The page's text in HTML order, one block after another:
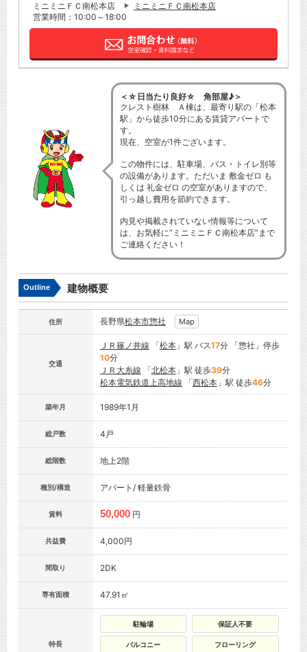
ミニミニＦＣ南松本店
ミニミニＦＣ南松本店
営業時間：10:00～18:00
＜☆日当たり良好☆ 角部屋♪＞
クレスト樹林 Ａ棟は、最寄り駅の「松本
駅」から徒歩10分にある賃貸アパートで
す。
現在、空室が1件ございます。
この物件には、駐車場、バス・トイレ別等
の設備があります。ただいま 敷金ゼロ も
しくは 礼金ゼロ の空室がありますので、
引っ越し費用を節約できます。
内見や掲載されていない情報等について
は、お気軽に”ミニミニＦＣ南松本店”まで
ご連絡ください！
Outline 建物概要
住所 長野県松本市惣社 Map
交通
ＪＲ篠ノ井線 「松本」駅 バス17分 「惣社」停歩
10分
ＪＲ大糸線 「北松本」駅 徒歩39分
松本電気鉄道上高地線 「西松本」駅 徒歩46分
築年月 1989年1月
総戸数 4戸
総階数 地上2階
種別/構造 アパート/ 軽量鉄骨
賃料 50,000 円
共益費 4,000円
間取り 2DK
専有面積 47.91㎡
特長
駐輪場 保証人不要
バルコニー フローリング